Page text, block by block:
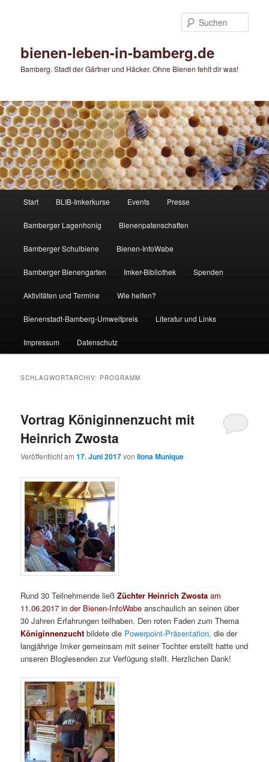
bienen-leben-in-bamberg.de
Bamberg. Stadt der Gärtner und Häcker. Ohne Bienen fehlt dir was!
Start BLIB-Imkerkurse Events Presse
Bamberger Lagenhonig Bienenpatenschaften
Bamberger Schulbiene Bienen-InfoWabe
Bamberger Bienengarten Imker-Bibliothek Spenden
Aktivitäten und Termine Wie helfen?
Bienenstadt-Bamberg-Umweltpreis Literatur und Links
Impressum Datenschutz
SCHLAGWORTARCHIV: PROGRAMM
Vortrag Königinnenzucht mit
Heinrich Zwosta
Veröffentlicht am17. Juni 2017vonIlona Munique
Rund 30 Teilnehmende ließ Züchter Heinrich Zwosta am
11.06.2017 in der Bienen-InfoWabeanschaulich an seinen über
30 Jahren Erfahrungen teilhaben. Den roten Faden zum Thema
Königinnenzucht bildete die Powerpoint-Präsentation, die der
langjährige Imker gemeinsam mit seiner Tochter erstellt hatte und
unseren Bloglesenden zur Verfügung stellt. Herzlichen Dank!